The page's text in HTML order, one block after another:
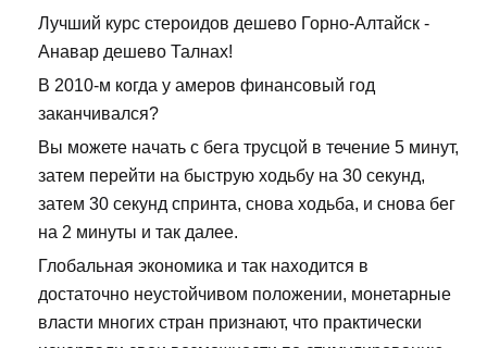
Лучший курс стероидов дешево Горно-Алтайск -
Анавар дешево Талнах!
В 2010-м когда у амеров финансовый год
заканчивался?
Вы можете начать с бега трусцой в течение 5 минут,
затем перейти на быструю ходьбу на 30 секунд,
затем 30 секунд спринта, снова ходьба, и снова бег
на 2 минуты и так далее.
Глобальная экономика и так находится в
достаточно неустойчивом положении, монетарные
власти многих стран признают, что практически